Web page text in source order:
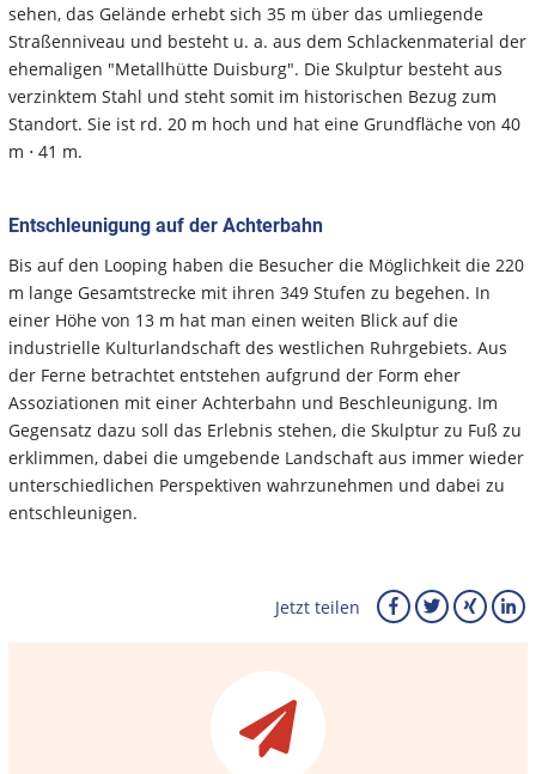
sehen, das Gelände erhebt sich 35 m über das umliegende
Straßenniveau und besteht u. a. aus dem Schlackenmaterial der
ehemaligen "Metallhütte Duisburg". Die Skulptur besteht aus
verzinktem Stahl und steht somit im historischen Bezug zum
Standort. Sie ist rd. 20 m hoch und hat eine Grundfläche von 40
m ⋅ 41 m.
Entschleunigung auf der Achterbahn
Bis auf den Looping haben die Besucher die Möglichkeit die 220
m lange Gesamtstrecke mit ihren 349 Stufen zu begehen. In
einer Höhe von 13 m hat man einen weiten Blick auf die
industrielle Kulturlandschaft des westlichen Ruhrgebiets. Aus
der Ferne betrachtet entstehen aufgrund der Form eher
Assoziationen mit einer Achterbahn und Beschleunigung. Im
Gegensatz dazu soll das Erlebnis stehen, die Skulptur zu Fuß zu
erklimmen, dabei die umgebende Landschaft aus immer wieder
unterschiedlichen Perspektiven wahrzunehmen und dabei zu
entschleunigen.
Jetzt teilen